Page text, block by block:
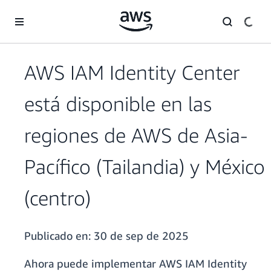
AWS IAM Identity Center
está disponible en las
regiones de AWS de Asia-
Pacífico (Tailandia) y México
(centro)
Publicado en: 30 de sep de 2025
Ahora puede implementar AWS IAM Identity